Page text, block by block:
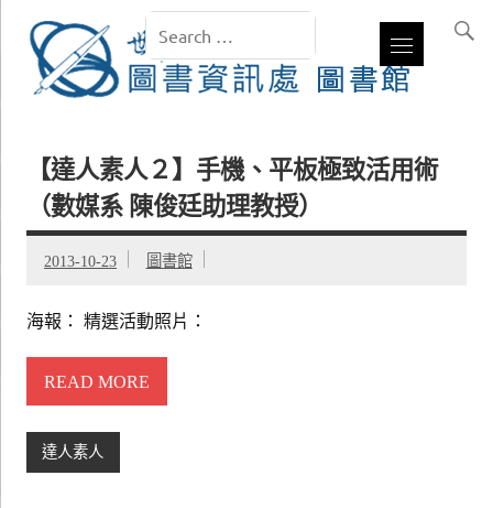
【達人素人２】手機、平板極致活用術
（數媒系 陳俊廷助理教授）
2013-10-23 圖書館
海報： 精選活動照片：
READ MORE
達人素人